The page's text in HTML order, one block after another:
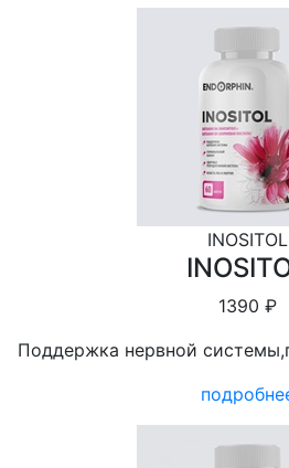
INOSITOL
1390 ₽
Поддержка нервной